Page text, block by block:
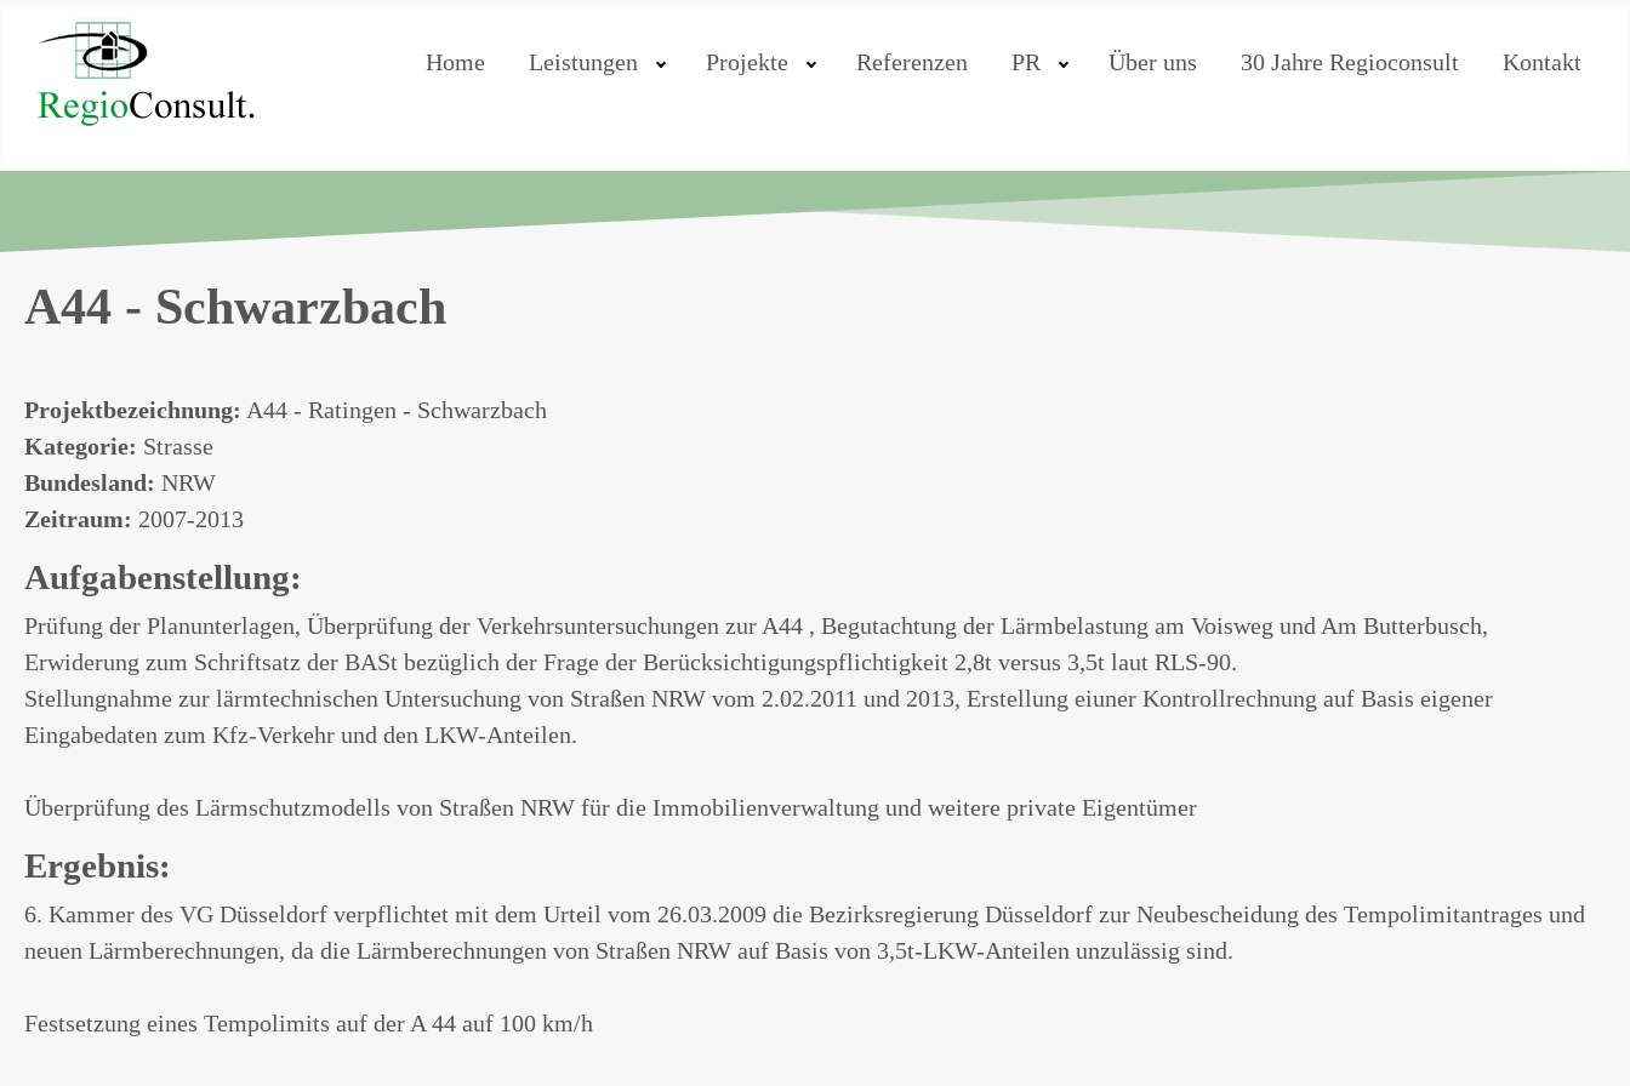
Home Leistungen Projekte Referenzen PR Über uns 30 Jahre Regioconsult Kontakt
A44 - Schwarzbach
Projektbezeichnung: A44 - Ratingen - Schwarzbach
Kategorie: Strasse
Bundesland: NRW
Zeitraum: 2007-2013
Aufgabenstellung:
Prüfung der Planunterlagen, Überprüfung der Verkehrsuntersuchungen zur A44 , Begutachtung der Lärmbelastung am Voisweg und Am Butterbusch,
Erwiderung zum Schriftsatz der BASt bezüglich der Frage der Berücksichtigungspflichtigkeit 2,8t versus 3,5t laut RLS-90.
Stellungnahme zur lärmtechnischen Untersuchung von Straßen NRW vom 2.02.2011 und 2013, Erstellung eiuner Kontrollrechnung auf Basis eigener
Eingabedaten zum Kfz-Verkehr und den LKW-Anteilen.
Überprüfung des Lärmschutzmodells von Straßen NRW für die Immobilienverwaltung und weitere private Eigentümer
Ergebnis:
6. Kammer des VG Düsseldorf verpflichtet mit dem Urteil vom 26.03.2009 die Bezirksregierung Düsseldorf zur Neubescheidung des Tempolimitantrages und
neuen Lärmberechnungen, da die Lärmberechnungen von Straßen NRW auf Basis von 3,5t-LKW-Anteilen unzulässig sind.
Festsetzung eines Tempolimits auf der A 44 auf 100 km/h